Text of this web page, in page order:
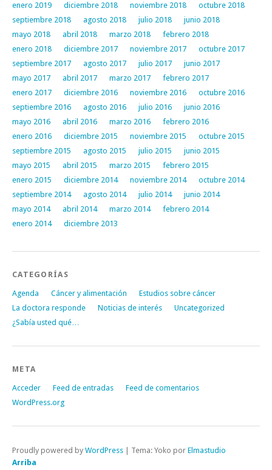
enero 2019
diciembre 2018 noviembre 2018
octubre 2018
septiembre 2018
agosto 2018 julio 2018
junio 2018
mayo 2018
abril 2018 marzo 2018
febrero 2018
enero 2018
diciembre 2017 noviembre 2017
octubre 2017
septiembre 2017
agosto 2017 julio 2017
junio 2017
mayo 2017
abril 2017 marzo 2017
febrero 2017
enero 2017
diciembre 2016 noviembre 2016
octubre 2016
septiembre 2016
agosto 2016 julio 2016
junio 2016
mayo 2016
abril 2016 marzo 2016
febrero 2016
enero 2016
diciembre 2015 noviembre 2015
octubre 2015
septiembre 2015
agosto 2015 julio 2015
junio 2015
mayo 2015
abril 2015 marzo 2015
febrero 2015
enero 2015
diciembre 2014 noviembre 2014
octubre 2014
septiembre 2014
agosto 2014 julio 2014
junio 2014
mayo 2014
abril 2014 marzo 2014
febrero 2014
enero 2014
diciembre 2013
CATEGORÍAS
Agenda Cáncer y alimentación
Estudios sobre cáncer
La doctora responde
Noticias de interés
Uncategorized
¿Sabía usted qué…
META
Acceder Feed de entradas
Feed de comentarios
WordPress.org
Proudly powered by WordPress Tema: Yoko por Elmastudio
Arriba